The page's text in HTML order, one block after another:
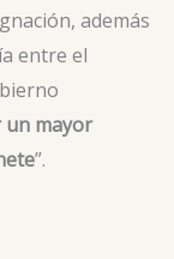
además
entre el
mayor
”.